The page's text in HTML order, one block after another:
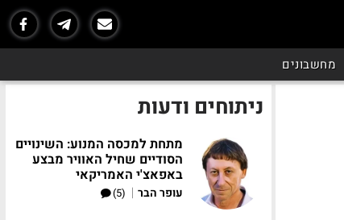
מחשבונים
ניתוחים ודעות
מתחת למכסה המנוע: השינויים
הסודיים שחיל האוויר מבצע
באפאצ'י האמריקאי
עופר הבר |
(5)